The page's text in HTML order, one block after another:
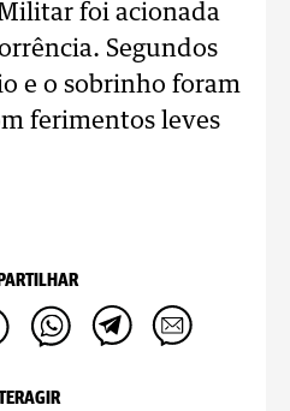
foi acionada
Segundos
e o sobrinho foram
ferimentos leves